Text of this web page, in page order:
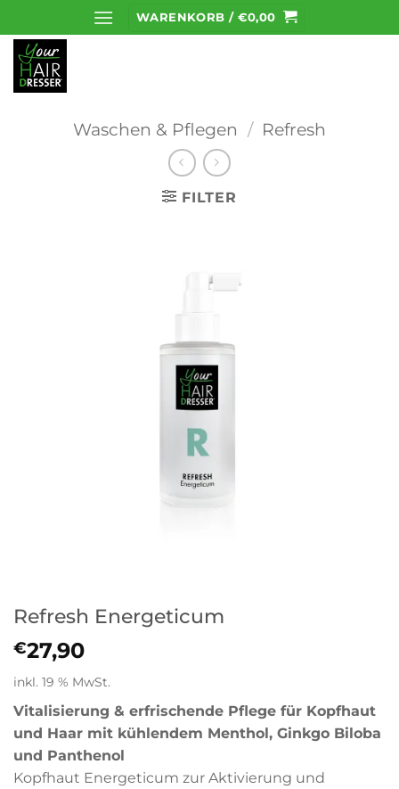
Inhalt
springen
WARENKORB / €0,00
Waschen & Pflegen / Refresh
FILTER
Refresh Energeticum
€27,90
inkl. 19 % MwSt.
Vitalisierung & erfrischende Pflege für Kopfhaut
und Haar mit kühlendem Menthol, Ginkgo Biloba
und Panthenol
Kopfhaut Energeticum zur Aktivierung und